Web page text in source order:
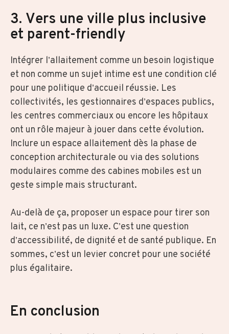
3. Vers une ville plus inclusive
et parent-friendly
Intégrer l’allaitement comme un besoin logistique
et non comme un sujet intime est une condition clé
pour une politique d’accueil réussie. Les
collectivités, les gestionnaires d’espaces publics,
les centres commerciaux ou encore les hôpitaux
ont un rôle majeur à jouer dans cette évolution.
Inclure un espace allaitement dès la phase de
conception architecturale ou via des solutions
modulaires comme des cabines mobiles est un
geste simple mais structurant.
Au-delà de ça, proposer un espace pour tirer son
lait, ce n’est pas un luxe. C’est une question
d’accessibilité, de dignité et de santé publique. En
sommes, c’est un levier concret pour une société
plus égalitaire.
En conclusion